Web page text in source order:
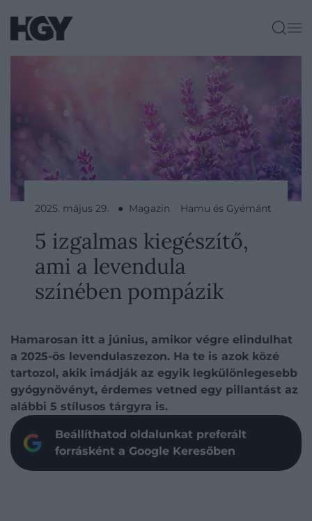
2025. május 29. ● Magazin Hamu és Gyémánt
5 izgalmas kiegészítő,
ami a levendula
színében pompázik
Hamarosan itt a június, amikor végre elindulhat
a 2025-ös levendulaszezon. Ha te is azok közé
tartozol, akik imádják az egyik legkülönlegesebb
gyógynövényt, érdemes vetned egy pillantást az
alábbi 5 stílusos tárgyra is.
Beállíthatod oldalunkat preferált
forrásként a Google Keresőben